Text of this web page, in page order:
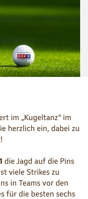
im „Kugeltanz“ im
herzlich ein, dabei zu
die Jagd auf die Pins
viele Strikes zu
in Teams vor den
für die besten sechs